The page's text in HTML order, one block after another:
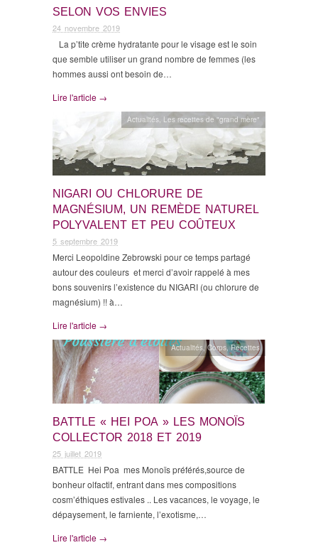
SELON VOS ENVIES
24 novembre 2019
La p’tite crème hydratante pour le visage est le soin
que semble utiliser un grand nombre de femmes (les
hommes aussi ont besoin de…
Lire l'article →
NIGARI OU CHLORURE DE
MAGNÉSIUM, UN REMÈDE NATUREL
POLYVALENT ET PEU COÛTEUX
5 septembre 2019
Actualités, Les recettes de "grand mère"
Merci Leopoldine Zebrowski pour ce temps partagé
autour des couleurs et merci d’avoir rappelé à mes
bons souvenirs l’existence du NIGARI (ou chlorure de
magnésium) !! à…
Lire l'article →
BATTLE « HEI POA » LES MONOÏS
COLLECTOR 2018 ET 2019
25 juillet 2019
Actualités,Corps,Recettes
BATTLE Hei Poa mes Monoïs préférés,source de
bonheur olfactif, entrant dans mes compositions
cosm’éthiques estivales .. Les vacances, le voyage, le
dépaysement, le farniente, l’exotisme,…
Lire l'article →